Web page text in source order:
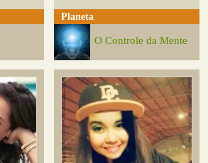
Planeta
O Controle da Mente